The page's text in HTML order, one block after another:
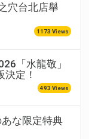
穴台北店舉
1173 Views
「水龍敬」
定！
493 Views
な限定特典